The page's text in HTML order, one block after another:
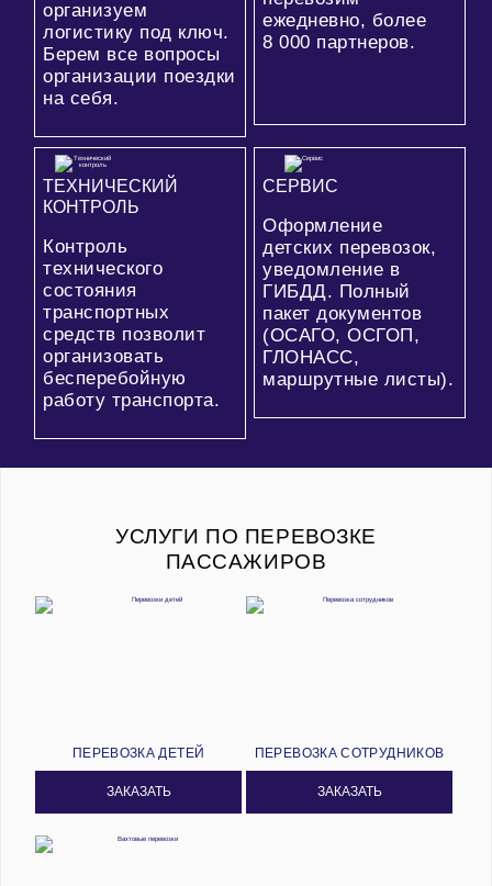
организуем
логистику под ключ.
Берем все вопросы
организации поездки
на себя.
ежедневно, более
8 000 партнеров.
ТЕХНИЧЕСКИЙ
КОНТРОЛЬ
Контроль
технического
состояния
транспортных
средств позволит
организовать
бесперебойную
работу транспорта.
СЕРВИС
Оформление
детских перевозок,
уведомление в
ГИБДД. Полный
пакет документов
(ОСАГО, ОСГОП,
ГЛОНАСС,
маршрутные листы).
УСЛУГИ ПО ПЕРЕВОЗКЕ
ПАССАЖИРОВ
ПЕРЕВОЗКА ДЕТЕЙ
ЗАКАЗАТЬ
ПЕРЕВОЗКА СОТРУДНИКОВ
ЗАКАЗАТЬ